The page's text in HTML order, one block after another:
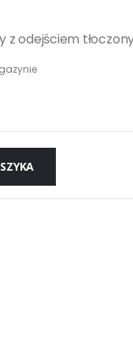
z odejściem